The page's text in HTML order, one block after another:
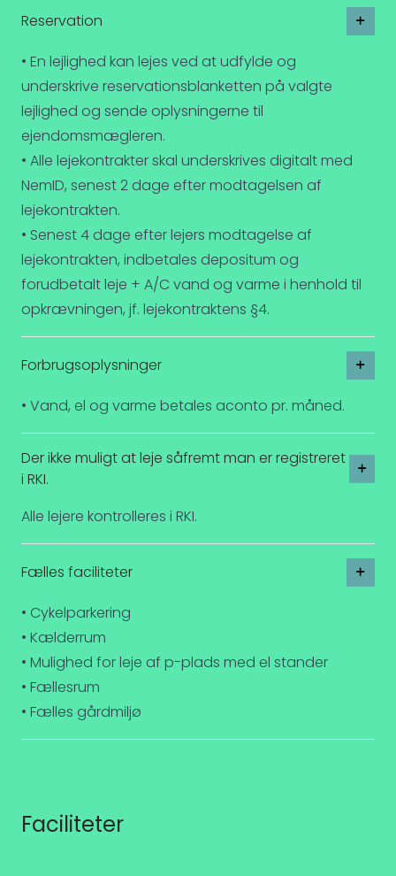
Reservation
• En lejlighed kan lejes ved at udfylde og
underskrive reservationsblanketten på valgte
lejlighed og sende oplysningerne til
ejendomsmægleren.
• Alle lejekontrakter skal underskrives digitalt med
NemID, senest 2 dage efter modtagelsen af
lejekontrakten.
• Senest 4 dage efter lejers modtagelse af
lejekontrakten, indbetales depositum og
forudbetalt leje + A/C vand og varme i henhold til
opkrævningen, jf. lejekontraktens §4.
Forbrugsoplysninger
• Vand, el og varme betales aconto pr. måned.
Der ikke muligt at leje såfremt man er registreret
i RKI.
Alle lejere kontrolleres i RKI.
Fælles faciliteter
• Cykelparkering
• Kælderrum
• Mulighed for leje af p-plads med el stander
• Fællesrum
• Fælles gårdmiljø
Faciliteter